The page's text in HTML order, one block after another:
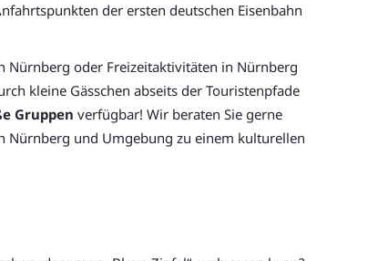
der ersten deutschen Eisenbahn
Nürnberg oder Freizeitaktivitäten in Nürnberg
kleine Gässchen abseits der Touristenpfade
Gruppen verfügbar! Wir beraten Sie gerne
Nürnberg und Umgebung zu einem kulturellen